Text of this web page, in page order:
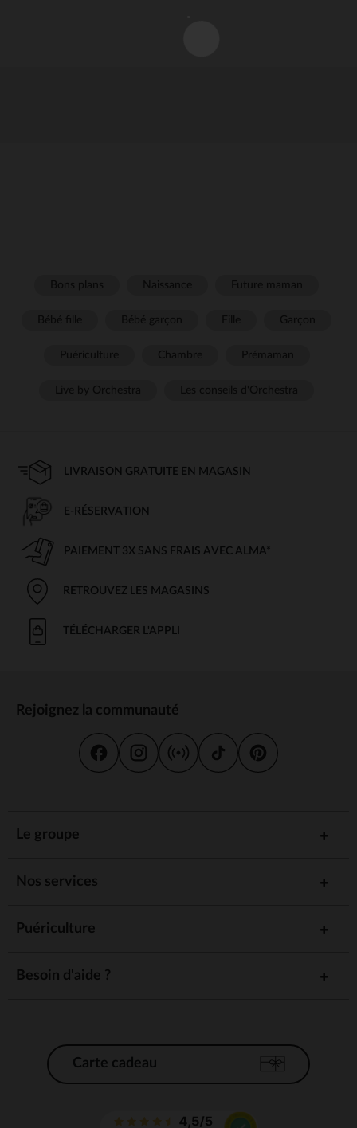
LIVRAISON GRATUITE EN MAGASIN
E-RÉSERVATION
PAIEMENT 3X SANS FRAIS AVEC ALMA*
RETROUVEZ LES MAGASINS
TÉLÉCHARGER L'APPLI
Rejoignez la communauté
Le groupe
Nos services
Puériculture
Besoin d'aide ?
Carte cadeau